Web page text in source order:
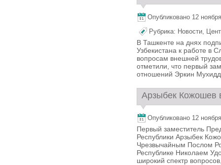
Опубликовано 12
Рубрика: Новости,
В Ташкенте на днях
Узбекистана к работе в
вопросам внешней
отметили, что первый
отношений Эркин
Арзыбек Кожошев
Опубликовано 12
Первый заместитель
Республики Арзыбек
Чрезвычайным Послом
Республике Николаем
широкий спектр